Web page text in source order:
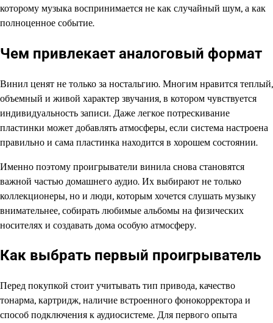
которому музыка воспринимается не как случайный шум, а как
полноценное событие.
Чем привлекает аналоговый формат
Винил ценят не только за ностальгию. Многим нравится теплый,
объемный и живой характер звучания, в котором чувствуется
индивидуальность записи. Даже легкое потрескивание
пластинки может добавлять атмосферы, если система настроена
правильно и сама пластинка находится в хорошем состоянии.
Именно поэтому проигрыватели винила снова становятся
важной частью домашнего аудио. Их выбирают не только
коллекционеры, но и люди, которым хочется слушать музыку
внимательнее, собирать любимые альбомы на физических
носителях и создавать дома особую атмосферу.
Как выбрать первый проигрыватель
Перед покупкой стоит учитывать тип привода, качество
тонарма, картридж, наличие встроенного фонокорректора и
способ подключения к аудиосистеме. Для первого опыта